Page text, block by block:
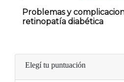
Problemas y
retinopatía diabética
Elegí tu puntuación